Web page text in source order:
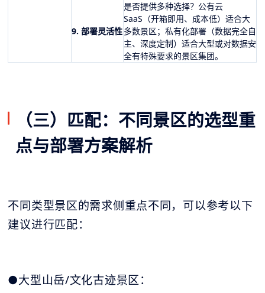
9. 部署灵活性
是否提供多种选择？公有云
SaaS（开箱即用、成本低）适合大
多数景区；私有化部署（数据完全自
主、深度定制）适合大型或对数据安
全有特殊要求的景区集团。
（三）匹配：不同景区的选型重
点与部署方案解析
不同类型景区的需求侧重点不同，可以参考以下
建议进行匹配：
●大型山岳/文化古迹景区：